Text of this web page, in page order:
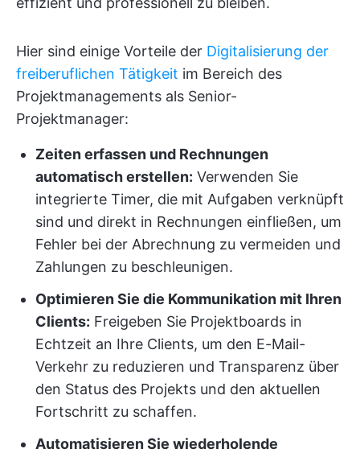
Hier sind einige Vorteile der Digitalisierung der
freiberuflichen Tätigkeit im Bereich des
Projektmanagements als Senior-
Projektmanager:
Zeiten erfassen und Rechnungen
automatisch erstellen: Verwenden Sie
integrierte Timer, die mit Aufgaben verknüpft
sind und direkt in Rechnungen einfließen, um
Fehler bei der Abrechnung zu vermeiden und
Zahlungen zu beschleunigen.
Optimieren Sie die Kommunikation mit Ihren
Clients: Freigeben Sie Projektboards in
Echtzeit an Ihre Clients, um den E-Mail-
Verkehr zu reduzieren und Transparenz über
den Status des Projekts und den aktuellen
Fortschritt zu schaffen.
Automatisieren Sie wiederholende